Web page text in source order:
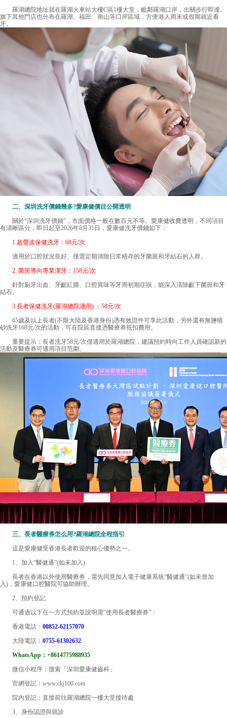
羅湖總院地址就在羅湖火車站大樓C區1樓大堂，毗鄰羅湖口岸，出關步行即達。
旗下其他門店也分布在羅湖、福田、南山等口岸區域，方便港人周末或假期就近看
牙。
二、深圳洗牙價錢幾多?愛康健價目公開透明
關於“深圳洗牙價錢”，市面價格一般在數百元不等。愛康健收費透明，不同項目
有清晰區分，即日起至2026年8月31日，愛康健洗牙價錢如下：
1.超聲波保健洗牙：68元/次
適用於口腔狀況良好、僅需定期清除日常積存的牙菌斑和牙結石的人群。
2. 菌斑導向專業潔牙：158元/次
針對刷牙出血、牙齦紅腫、口腔異味等牙周初期症狀，能深入清除齦下菌斑和牙
結石。
3.長者保健洗牙(羅湖總院適用) ：58元/次
65歲及以上長者(不限大陸及香港身份)憑有效證件可享此活動，另外還有無鹽噴
砂洗牙168元/次的活動，可在院區直接憑醫療券抵扣費用。
重要提示：長者洗牙58元/次僅適用於羅湖總院，建議預約時向工作人員確認新的
活動及醫療券可適用項目范圍。
三、長者醫療券怎么用?羅湖總院全程指引
這是愛康健受香港長者歡迎的核心優勢之一。
1、加入“醫健通”(如未加入)
長者在香港以外使用醫療券，需先同意加入電子健康系統“醫健通”(如未曾加
入)，愛康健口腔醫院可協助辦理。
2、預約登記
可通過以下任一方式預約並說明需“使用長者醫療券”：
香港電話： 00852-62157070
大陸電話： 0755-61302632
WhatsApp：+8614775988935
微信小程序：搜索「深圳愛康健齒科」
官網登記：www.ckj100.com
院內登記：直接前往羅湖總院一樓大堂接待處
3、身份認證與就診